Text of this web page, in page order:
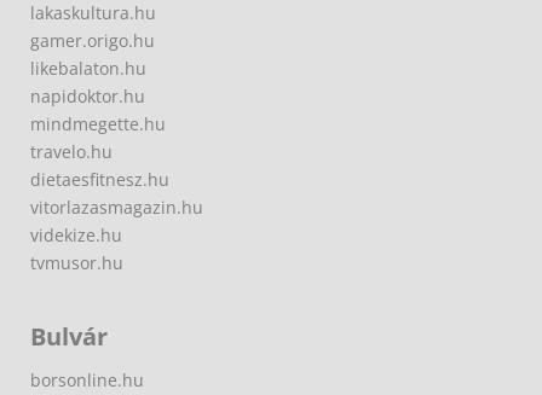
lakaskultura.hu
gamer.origo.hu
likebalaton.hu
napidoktor.hu
mindmegette.hu
travelo.hu
dietaesfitnesz.hu
vitorlazasmagazin.hu
videkize.hu
tvmusor.hu
Bulvár
borsonline.hu